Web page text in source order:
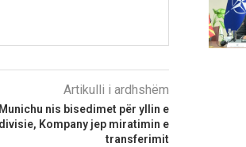
Artikulli i ardhshëm
nis bisedimet për yllin e
Kompany jep miratimin e
transferimit